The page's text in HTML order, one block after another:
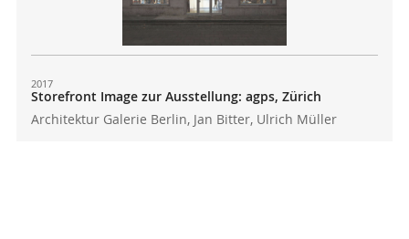
2017
Storefront Image zur Ausstellung: agps, Zürich
Architektur Galerie Berlin, Jan Bitter, Ulrich Müller